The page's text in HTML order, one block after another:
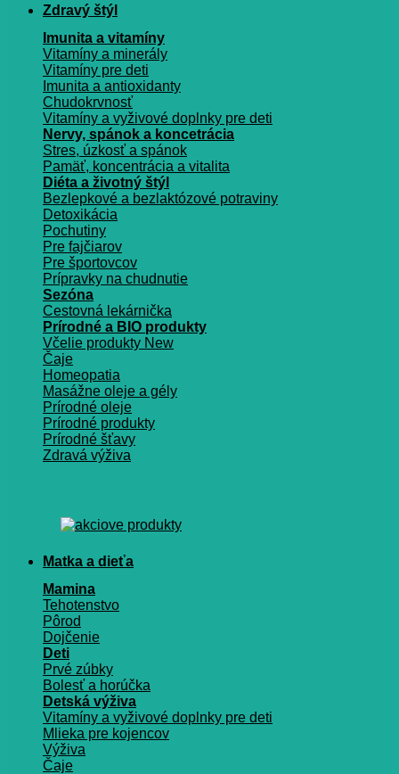
Zdravý štýl
Imunita a vitamíny
Vitamíny a minerály
Vitamíny pre deti
Imunita a antioxidanty
Chudokrvnosť
Vitamíny a vyživové doplnky pre deti
Nervy, spánok a koncetrácia
Stres, úzkosť a spánok
Pamäť, koncentrácia a vitalita
Diéta a životný štýl
Bezlepkové a bezlaktózové potraviny
Detoxikácia
Pochutiny
Pre fajčiarov
Pre športovcov
Prípravky na chudnutie
Sezóna
Cestovná lekárnička
Prírodné a BIO produkty
Včelie produkty
Čaje
Homeopatia
Masážne oleje a gély
Prírodné oleje
Prírodné produkty
Prírodné šťavy
Zdravá výživa
Matka a dieťa
Mamina
Tehotenstvo
Pôrod
Dojčenie
Deti
Prvé zúbky
Bolesť a horúčka
Detská výživa
Vitamíny a vyživové doplnky pre deti
Mlieka pre kojencov
Výživa
Čaje